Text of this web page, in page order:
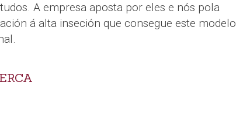
A empresa aposta por eles e nós pola
á alta inseción que consegue este modelo